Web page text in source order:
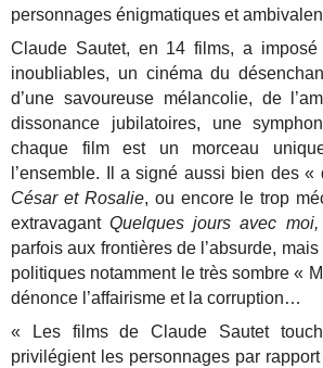
personnages énigmatiques et
Claude Sautet, en 14 films, a
inoubliables, un cinéma du
d’une savoureuse mélancolie, de
dissonance jubilatoires, une
chaque film est un morceau
l’ensemble. Il a signé aussi bien des
César et Rosalie, ou encore le trop
extravagantQuelques jours avec moi,
parfois aux frontières de l’absurde,
politiques notamment le très sombre «
dénonce l’affairisme et la corruption…
« Les films de Claude Sautet
privilégient les personnages par